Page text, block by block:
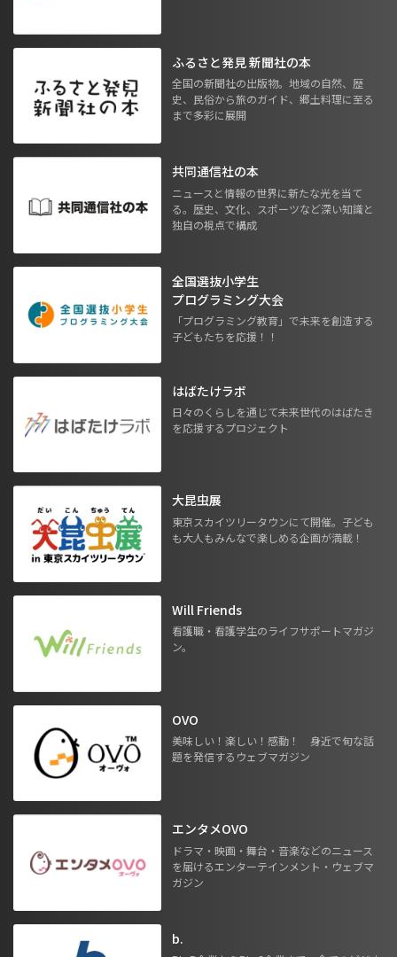
ふるさと発見 新聞社の本
全国の新聞社の出版物。地域の自然、歴
史、民俗から旅のガイド、郷土料理に至る
まで多彩に展開
共同通信社の本
ニュースと情報の世界に新たな光を当て
る。歴史、文化、スポーツなど深い知識と
独自の視点で構成
全国選抜小学生
プログラミング大会
「プログラミング教育」で未来を創造する
子どもたちを応援！！
はばたけラボ
日々のくらしを通じて未来世代のはばたき
を応援するプロジェクト
大昆虫展
東京スカイツリータウンにて開催。子ども
も大人もみんなで楽しめる企画が満載！
Will Friends
看護職・看護学生のライフサポートマガジ
ン。
OVO
美味しい！楽しい！感動！ 身近で旬な話
題を発信するウェブマガジン
エンタメOVO
ドラマ・映画・舞台・音楽などのニュース
を届けるエンターテインメント・ウェブマ
ガジン
b.